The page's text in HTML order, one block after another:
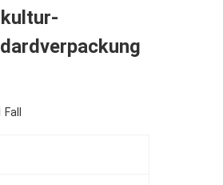
Fall